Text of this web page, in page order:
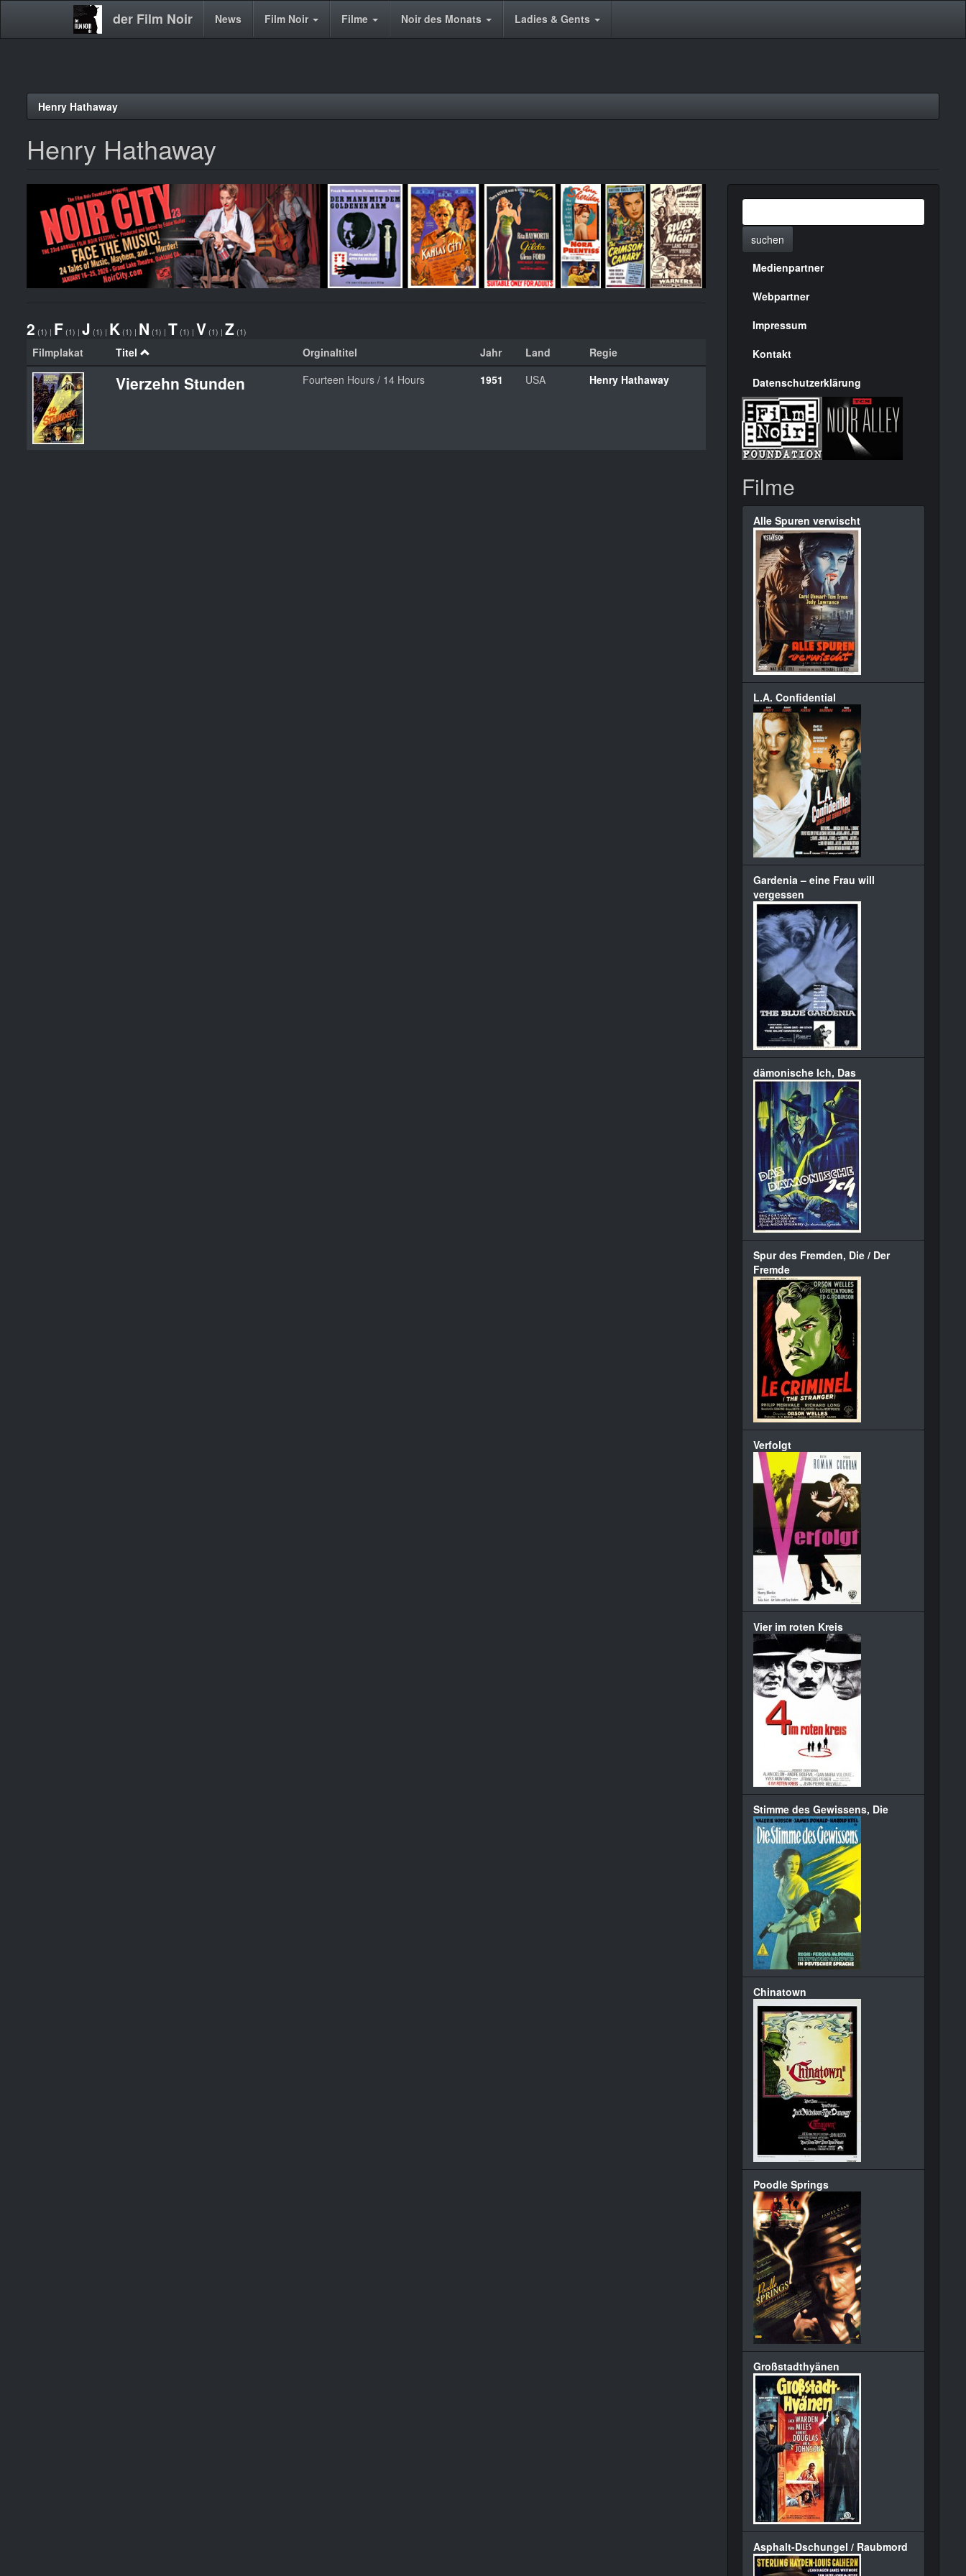
der Film Noir
Main News Film Noir Filme Noir des Monats Ladies & Gents
Henry Hathaway
Henry Hathaway
2 (1) | F (1) | J (1) | K (1) | N (1) | T (1) | V (1) | Z (1)
Filmplakat Titel Orginaltitel Jahr Land Regie
Vierzehn Stunden Fourteen Hours / 14 Hours 1951 USA Henry Hathaway
suchen
Menülinks
rechte
Seite
Medienpartner
Webpartner
Impressum
Kontakt
Datenschutzerklärung
Filme
Alle Spuren verwischt
L.A. Confidential
Gardenia – eine Frau will
vergessen
dämonische Ich, Das
Spur des Fremden, Die / Der
Fremde
Verfolgt
Vier im roten Kreis
Stimme des Gewissens, Die
Chinatown
Poodle Springs
Großstadthyänen
Asphalt-Dschungel / Raubmord